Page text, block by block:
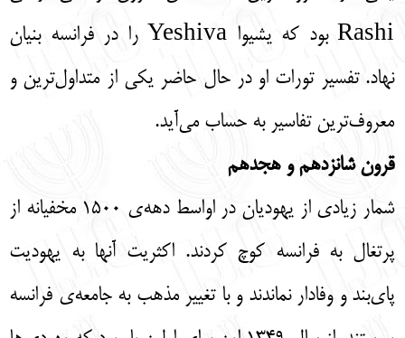
Rashi بود که یشیوا Yeshiva را در فرانسه بنیان
نهاد. تفسیر تورات او در حال حاضر یکی از متداول‌ترین و
معروف‌ترین تفاسیر به حساب می‌آید.
قرون شانزدهم و هجدهم
شمار زیادی از یهودیان در اواسط دهه‌ی 1500 مخفیانه از
پرتغال به فرانسه کوچ کردند. اکثریت آنها به یهودیت
پای‌بند و وفادار نماندند و با تغییر مذهب به جامعه‌ی فرانسه